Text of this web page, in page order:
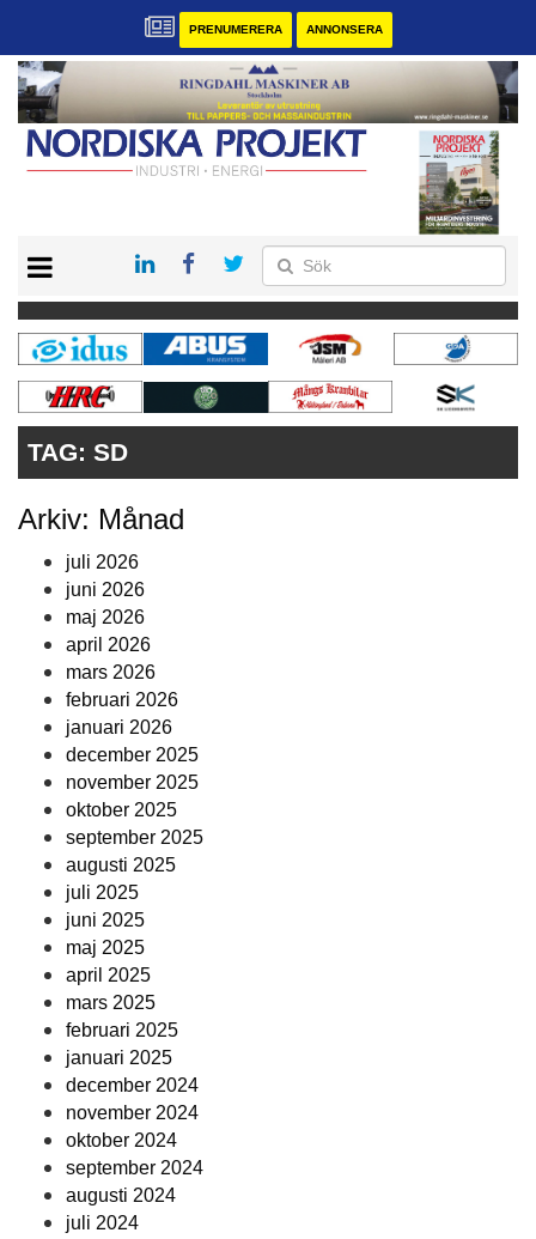
PRENUMERERA ANNONSERA
KONTAKT
VÅRA ANDRA MAGASIN
PRENUMERERA
ANNONSERA
TAG: SD
Arkiv: Månad
juli 2026
juni 2026
maj 2026
april 2026
mars 2026
februari 2026
januari 2026
december 2025
november 2025
oktober 2025
september 2025
augusti 2025
juli 2025
juni 2025
maj 2025
april 2025
mars 2025
februari 2025
januari 2025
december 2024
november 2024
oktober 2024
september 2024
augusti 2024
juli 2024